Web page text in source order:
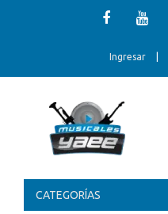
Ingresar
CATEGORÍAS